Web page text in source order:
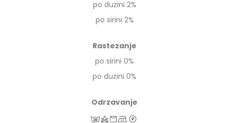
po duzini 2%
po sirini 2%
Rastezanje
po sirini 0%
po duzini 0%
Odrzavanje